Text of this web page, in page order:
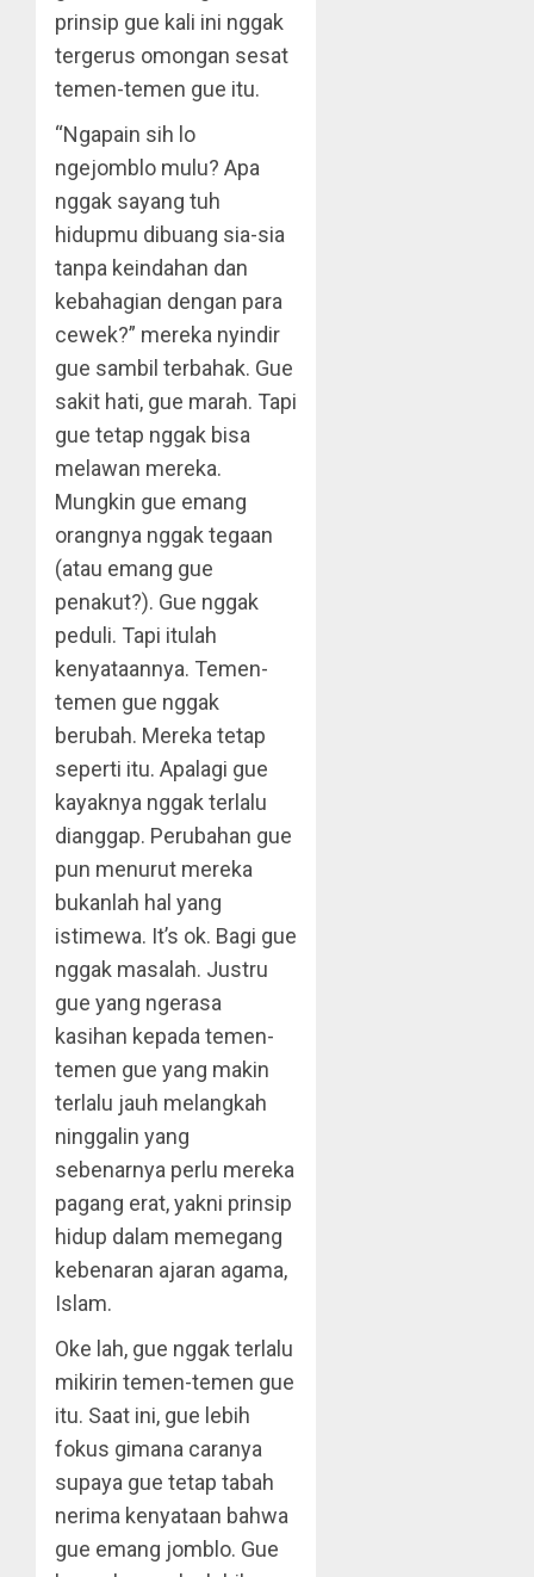
prinsip gue kali ini nggak
tergerus omongan sesat
temen-temen gue itu.
“Ngapain sih lo
ngejomblo mulu? Apa
nggak sayang tuh
hidupmu dibuang sia-sia
tanpa keindahan dan
kebahagian dengan para
cewek?” mereka nyindir
gue sambil terbahak. Gue
sakit hati, gue marah. Tapi
gue tetap nggak bisa
melawan mereka.
Mungkin gue emang
orangnya nggak tegaan
(atau emang gue
penakut?). Gue nggak
peduli. Tapi itulah
kenyataannya. Temen-
temen gue nggak
berubah. Mereka tetap
seperti itu. Apalagi gue
kayaknya nggak terlalu
dianggap. Perubahan gue
pun menurut mereka
bukanlah hal yang
istimewa. It’s ok. Bagi gue
nggak masalah. Justru
gue yang ngerasa
kasihan kepada temen-
temen gue yang makin
terlalu jauh melangkah
ninggalin yang
sebenarnya perlu mereka
pagang erat, yakni prinsip
hidup dalam memegang
kebenaran ajaran agama,
Islam.
Oke lah, gue nggak terlalu
mikirin temen-temen gue
itu. Saat ini, gue lebih
fokus gimana caranya
supaya gue tetap tabah
nerima kenyataan bahwa
gue emang jomblo. Gue